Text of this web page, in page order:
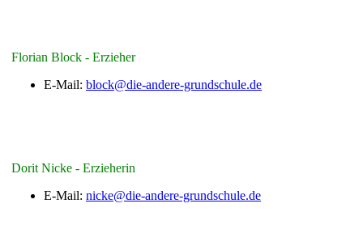
Florian Block - Erzieher
E-Mail: block@die-andere-grundschule.de
Dorit Nicke - Erzieherin
E-Mail: nicke@die-andere-grundschule.de